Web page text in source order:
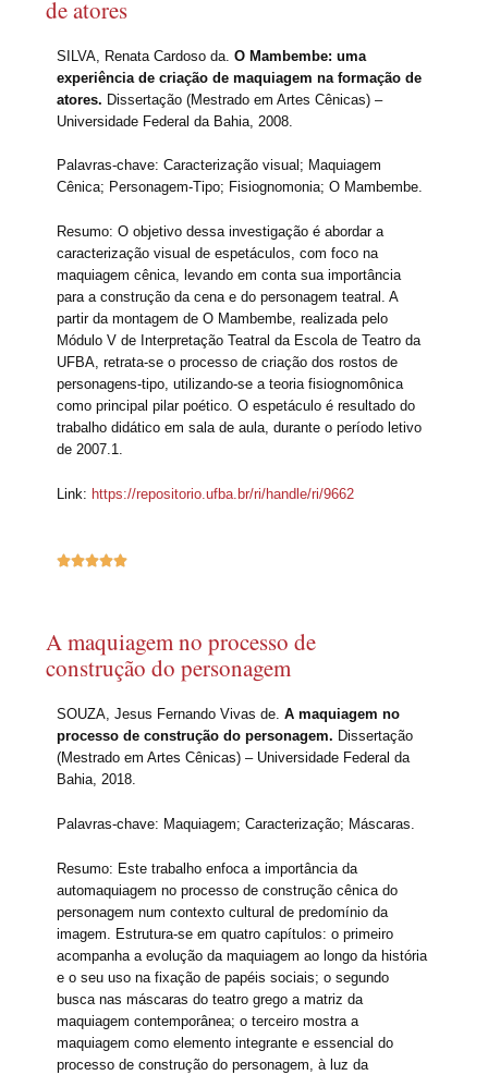
de atores
SILVA, Renata Cardoso da.O Mambembe: uma
experiência de criação de maquiagem na formação de
atores. Dissertação (Mestrado em Artes Cênicas) –
Universidade Federal da Bahia, 2008.
Palavras-chave: Caracterização visual; Maquiagem
Cênica; Personagem-Tipo; Fisiognomonia; O Mambembe.
Resumo: O objetivo dessa investigação é abordar a
caracterização visual de espetáculos, com foco na
maquiagem cênica, levando em conta sua importância
para a construção da cena e do personagem teatral. A
partir da montagem de O Mambembe, realizada pelo
Módulo V de Interpretação Teatral da Escola de Teatro da
UFBA, retrata-se o processo de criação dos rostos de
personagens-tipo, utilizando-se a teoria fisiognomônica
como principal pilar poético. O espetáculo é resultado do
trabalho didático em sala de aula, durante o período letivo
de 2007.1.
Link: https://repositorio.ufba.br/ri/handle/ri/9662

A maquiagem no processo de
construção do personagem
SOUZA, Jesus Fernando Vivas de.A maquiagem no
processo de construção do personagem. Dissertação
(Mestrado em Artes Cênicas) – Universidade Federal da
Bahia, 2018.
Palavras-chave: Maquiagem; Caracterização; Máscaras.
Resumo: Este trabalho enfoca a importância da
automaquiagem no processo de construção cênica do
personagem num contexto cultural de predomínio da
imagem. Estrutura-se em quatro capítulos: o primeiro
acompanha a evolução da maquiagem ao longo da história
e o seu uso na fixação de papéis sociais; o segundo
busca nas máscaras do teatro grego a matriz da
maquiagem contemporânea; o terceiro mostra a
maquiagem como elemento integrante e essencial do
processo de construção do personagem, à luz da